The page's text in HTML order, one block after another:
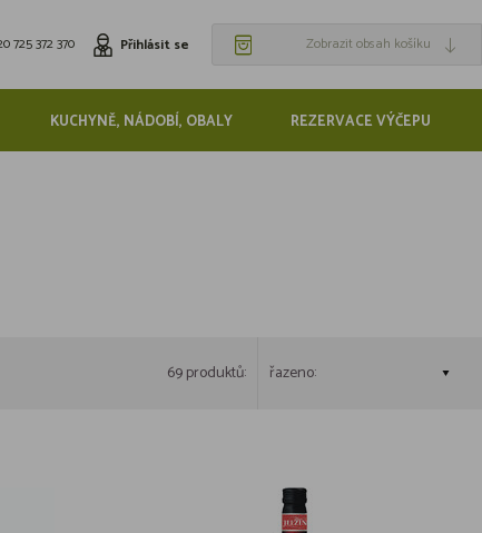
725 372 370 Přihlásit se Zobrazit obsah košíku
KUCHYNĚ, NÁDOBÍ, OBALY REZERVACE VÝČEPU
69 produktů: řazeno: